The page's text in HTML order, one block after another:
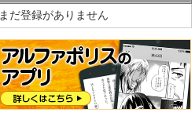
まだ登録がありません